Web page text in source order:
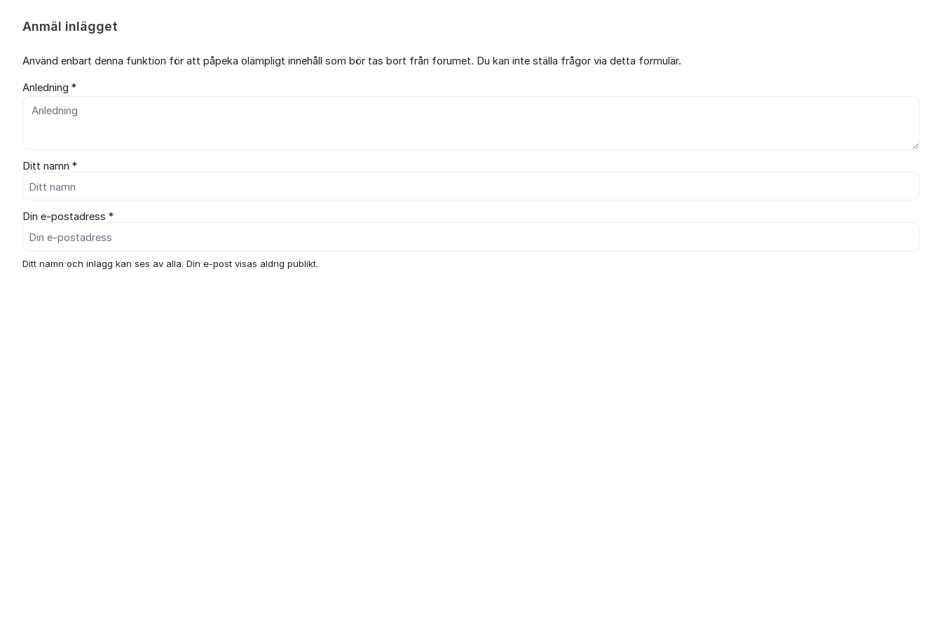
Anmäl inlägget
Använd enbart denna funktion för att påpeka olämpligt innehåll som bör tas bort från forumet. Du kan inte ställa frågor via detta formulär.
Anledning *
Ditt namn *
Din e-postadress *
Ditt namn och inlägg kan ses av alla. Din e-post visas aldrig publikt.